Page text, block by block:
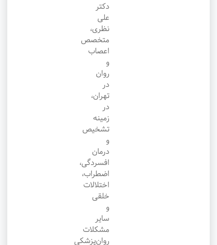
دکتر
علی
نظری،
متخصص
اعصاب
و
روان
در
تهران،
در
زمینه
تشخیص
و
درمان
افسردگی،
اضطراب،
اختلالات
خلقی
و
سایر
مشکلات
روان‌پزشکی